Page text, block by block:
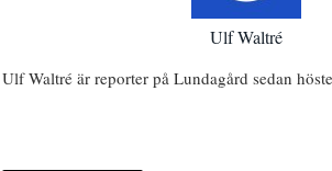
Ulf Waltré
Ulf Waltré är reporter på Lundagård sedan